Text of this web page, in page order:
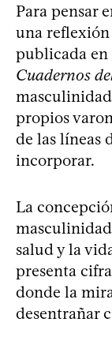
Para pensar
una reflexión
publicada
Cuadernos
propios
de las líneas
incorporar.
La
salud y la
presenta
donde la
desentrañar